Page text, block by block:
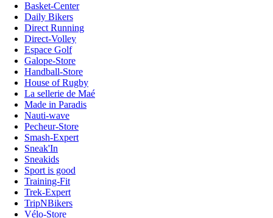
Basket-Center
Daily Bikers
Direct Running
Direct-Volley
Espace Golf
Galope-Store
Handball-Store
House of Rugby
La sellerie de Maé
Made in Paradis
Nauti-wave
Pecheur-Store
Smash-Expert
Sneak'In
Sneakids
Sport is good
Training-Fit
Trek-Expert
TripNBikers
Vélo-Store